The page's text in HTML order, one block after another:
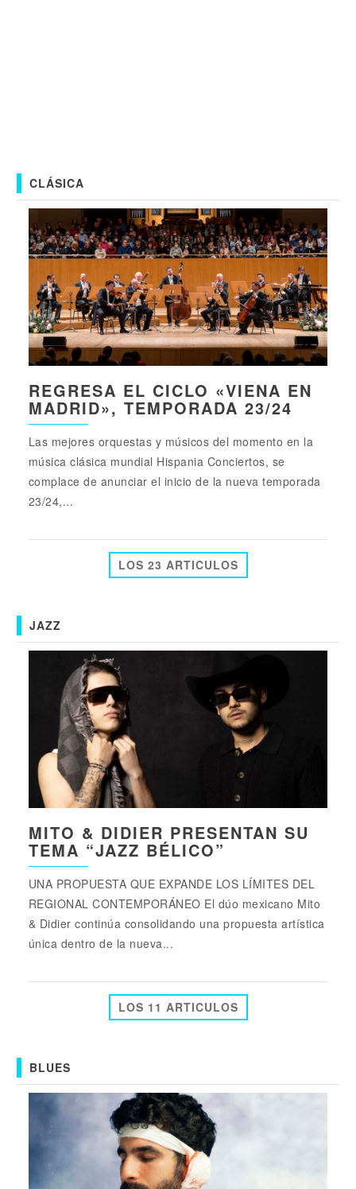
CLÁSICA
REGRESA EL CICLO «VIENA EN
MADRID», TEMPORADA 23/24
Las mejores orquestas y músicos del momento en la
música clásica mundial Hispania Conciertos, se
complace de anunciar el inicio de la nueva temporada
23/24,...
LOS 23 ARTICULOS
JAZZ
MITO & DIDIER PRESENTAN SU
TEMA “JAZZ BÉLICO”
UNA PROPUESTA QUE EXPANDE LOS LÍMITES DEL
REGIONAL CONTEMPORÁNEO El dúo mexicano Mito
& Didier continúa consolidando una propuesta artística
única dentro de la nueva...
LOS 11 ARTICULOS
BLUES